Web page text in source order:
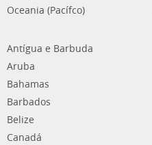
Oceania (Pacífco)
Antígua e Barbuda
Aruba
Bahamas
Barbados
Belize
Canadá